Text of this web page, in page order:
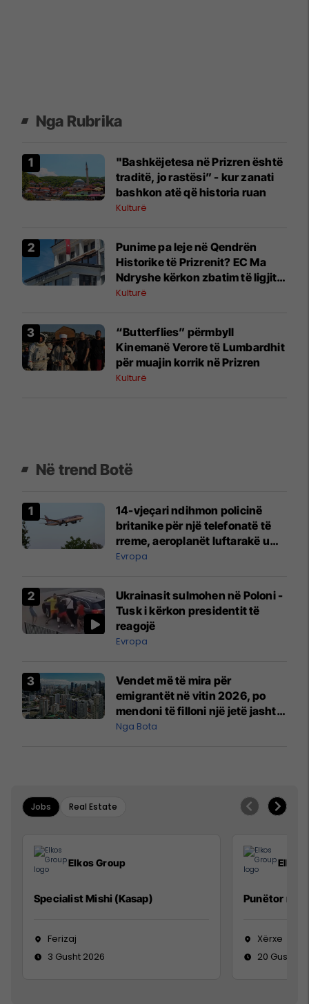
Nga Rubrika
​"Bashkëjetesa në Prizren është
traditë, jo rastësi” - kur zanati
bashkon atë që historia ruan
Kulturë
Punime pa leje në Qendrën
Historike të Prizrenit? EC Ma
Ndryshe kërkon zbatim të ligjit
dhe përgjegjësi institucionale
Kulturë
“Butterflies” përmbyll
Kinemanë Verore të Lumbardhit
për muajin korrik në Prizren
Kulturë
Në trend Botë
14-vjeçari ndihmon policinë
britanike për një telefonatë të
rreme, aeroplanët luftarakë u
ngritën në ajër për të
Mançesterit
Evropa
Ukrainasit sulmohen në Poloni -
Tusk i kërkon presidentit të
reagojë
Evropa
Vendet më të mira për
emigrantët në vitin 2026, po
mendoni të filloni një jetë jashtë
vendit?
Nga Bota
Jobs Real Estate
Elkos Group
Specialist Mishi (Kasap)
Ferizaj
3 Gusht 2026
Elkos
Punëtor në
Xërxe
20 Gusht